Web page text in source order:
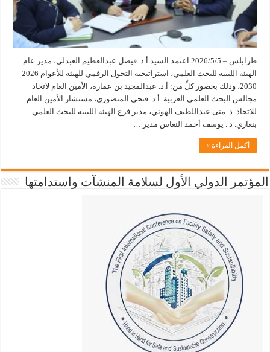
طرابلس – 2026/5/5 اعتمد السيد أ.د. فيصل عبدالعظيم العبدلي، مدير عام
الهيئة الليبية للبحث العلمي، استراتيجية التحول الرقمي للهيئة للأعوام 2026–
2030، وذلك بحضور كلٍّ من: أ.د. عبدالمجيد بن عمارة، الأمين العام لاتحاد
مجالس البحث العلمي العربية. أ.د. فتحي المنصوري، مستشار الأمين العام
للاتحاد. د. منى عبداللطيف الهوني، مدير فرع الهيئة الليبية للبحث العلمي
بنغازي. د . يوسف أحمد النعاس مدير …
أكمل القراءة »
المؤتمر الدولي الأول لسلامة المنشآت واستدامتها